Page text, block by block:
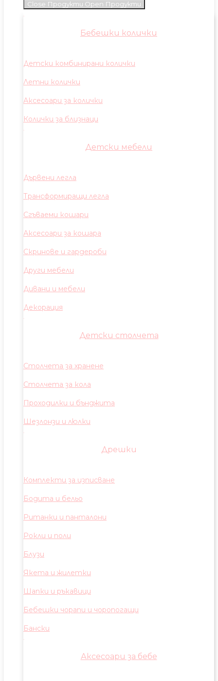
Close Продукти Open Продукти
Бебешки колички
Детски комбинирани колички
Летни колички
Аксесоари за колички
Колички за близнаци
Детски мебели
Дървени легла
Трансформиращи легла
Сгъваеми кошари
Аксесоари за кошара
Скринове и гардероби
Други мебели
Дивани и мебели
Декорация
Детски столчета
Столчета за хранене
Столчета за кола
Проходилки и бънджита
Шезлонзи и люлки
Дрешки
Комплекти за изписване
Бодита и бельо
Ританки и панталони
Рокли и поли
Блузи
Якета и жилетки
Шапки и ръкавици
Бебешки чорапи и чоропогащи
Бански
Аксесоари за бебе